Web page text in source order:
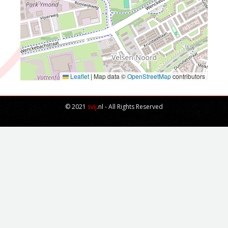
Leaflet | Map data ©OpenStreetMapcontributors
Velsenoord – Haarlem-
Kennemerland
DoorSvij IJmuiden 26 september 2020
© 2021 svij.nl - All Rights Reserved